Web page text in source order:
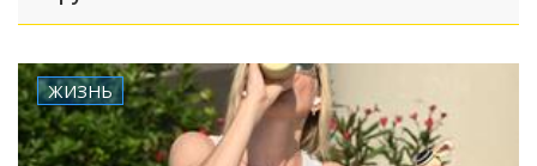
ЖИЗНЬ